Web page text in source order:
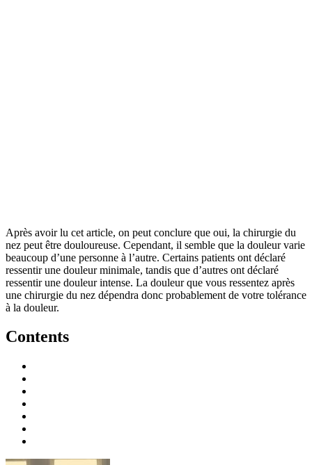
Après avoir lu cet article, on peut conclure que oui, la chirurgie du
nez peut être douloureuse. Cependant, il semble que la douleur varie
beaucoup d’une personne à l’autre. Certains patients ont déclaré
ressentir une douleur minimale, tandis que d’autres ont déclaré
ressentir une douleur intense. La douleur que vous ressentez après
une chirurgie du nez dépendra donc probablement de votre tolérance
à la douleur.
Contents